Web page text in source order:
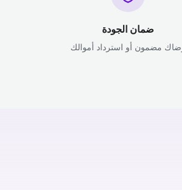
ضمان الجودة
مضمون أو استرداد أموالك